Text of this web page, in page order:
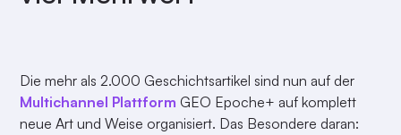
Die mehr als 2.000 Geschichtsartikel sind nun auf der
Multichannel Plattform GEO Epoche+ auf komplett
neue Art und Weise organisiert. Das Besondere daran: